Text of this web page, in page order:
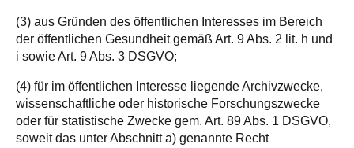
(3) aus Gründen des öffentlichen Interesses im Bereich
der öffentlichen Gesundheit gemäß Art. 9 Abs. 2 lit. h und
i sowie Art. 9 Abs. 3 DSGVO;
(4) für im öffentlichen Interesse liegende Archivzwecke,
wissenschaftliche oder historische Forschungszwecke
oder für statistische Zwecke gem. Art. 89 Abs. 1 DSGVO,
soweit das unter Abschnitt a) genannte Recht